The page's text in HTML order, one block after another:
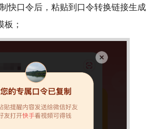
快口令后，粘贴到口令转换链接生成
；